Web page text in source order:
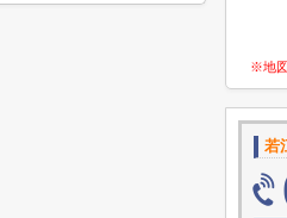
※地
若